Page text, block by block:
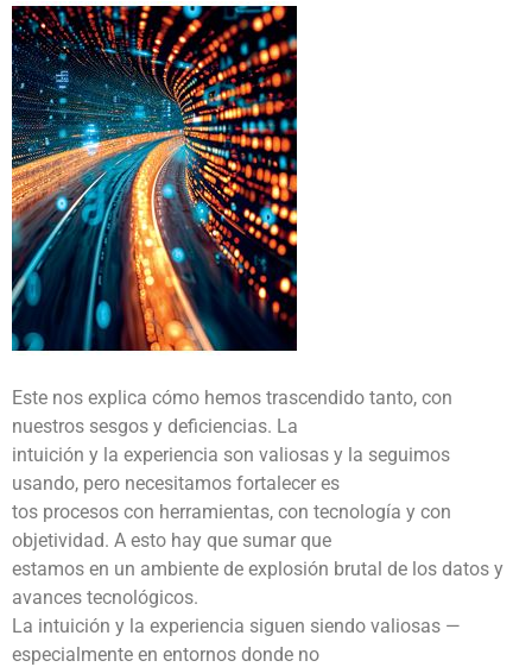
Este nos explica cómo hemos trascendido tanto, con
nuestros sesgos y deficiencias. La
intuición y la experiencia son valiosas y la seguimos
usando, pero necesitamos fortalecer es
tos procesos con herramientas, con tecnología y con
objetividad. A esto hay que sumar que
estamos en un ambiente de explosión brutal de los datos y
avances tecnológicos.
La intuición y la experiencia siguen siendo valiosas —
especialmente en entornos donde no